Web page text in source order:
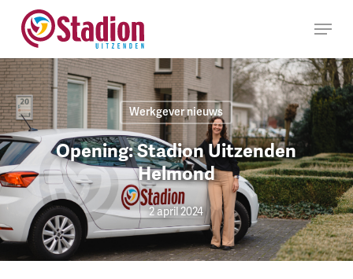
naar
hoofdinhoud
Menu
Werkgever nieuws
Opening: Stadion Uitzenden
Helmond
2 april 2024